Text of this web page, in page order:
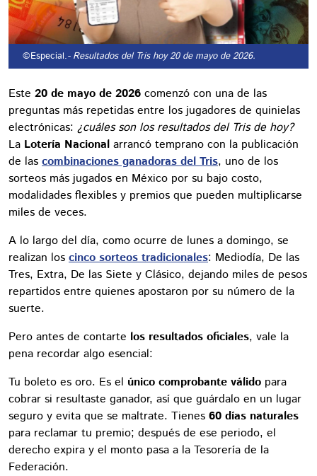
©Especial.- Resultados del Tris hoy 20 de mayo de 2026.
Este 20 de mayo de 2026 comenzó con una de las
preguntas más repetidas entre los jugadores de quinielas
electrónicas: ¿cuáles son los resultados del Tris de hoy?
La Lotería Nacional arrancó temprano con la publicación
de las combinaciones ganadoras del Tris, uno de los
sorteos más jugados en México por su bajo costo,
modalidades flexibles y premios que pueden multiplicarse
miles de veces.
A lo largo del día, como ocurre de lunes a domingo, se
realizan los cinco sorteos tradicionales: Mediodía, De las
Tres, Extra, De las Siete y Clásico, dejando miles de pesos
repartidos entre quienes apostaron por su número de la
suerte.
Pero antes de contarte los resultados oficiales, vale la
pena recordar algo esencial:
Tu boleto es oro. Es el único comprobante válido para
cobrar si resultaste ganador, así que guárdalo en un lugar
seguro y evita que se maltrate. Tienes 60 días naturales
para reclamar tu premio; después de ese periodo, el
derecho expira y el monto pasa a la Tesorería de la
Federación.